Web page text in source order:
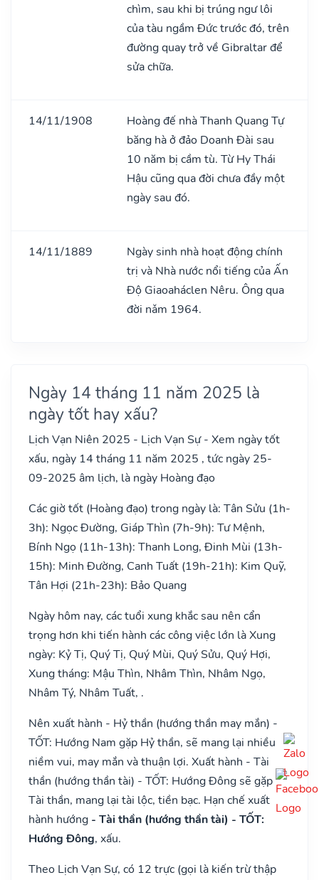
chìm, sau khi bị trúng ngư lôi
của tàu ngầm Đức trước đó, trên
đường quay trở về Gibraltar để
sửa chữa.
14/11/1908
Hoàng đế nhà Thanh Quang Tự
băng hà ở đảo Doanh Đài sau
10 năm bị cầm tù. Từ Hy Thái
Hậu cũng qua đời chưa đầy một
ngày sau đó.
14/11/1889
Ngày sinh nhà hoạt động chính
trị và Nhà nước nổi tiếng của Ấn
Độ Giaoaháclen Nêru. Ông qua
đời nǎm 1964.
Ngày 14 tháng 11 năm 2025 là
ngày tốt hay xấu?
Lịch Vạn Niên 2025 - Lịch Vạn Sự - Xem ngày tốt
xấu, ngày 14 tháng 11 năm 2025 , tức ngày 25-
09-2025 âm lịch, là ngày Hoàng đạo
Các giờ tốt (Hoàng đạo) trong ngày là: Tân Sửu (1h-
3h): Ngọc Đường, Giáp Thìn (7h-9h): Tư Mệnh,
Bính Ngọ (11h-13h): Thanh Long, Đinh Mùi (13h-
15h): Minh Đường, Canh Tuất (19h-21h): Kim Quỹ,
Tân Hợi (21h-23h): Bảo Quang
Ngày hôm nay, các tuổi xung khắc sau nên cẩn
trọng hơn khi tiến hành các công việc lớn là Xung
ngày: Kỷ Tị, Quý Tị, Quý Mùi, Quý Sửu, Quý Hợi,
Xung tháng: Mậu Thìn, Nhâm Thìn, Nhâm Ngọ,
Nhâm Tý, Nhâm Tuất, .
Nên xuất hành - Hỷ thần (hướng thần may mắn) -
TỐT: Hướng Nam gặp Hỷ thần, sẽ mang lại nhiều
niềm vui, may mắn và thuận lợi. Xuất hành - Tài
thần (hướng thần tài) - TỐT: Hướng Đông sẽ gặp
Tài thần, mang lại tài lộc, tiền bạc. Hạn chế xuất
hành hướng - Tài thần (hướng thần tài) - TỐT:
Hướng Đông, xấu.
Theo Lịch Vạn Sự, có 12 trực (gọi là kiến trừ thập